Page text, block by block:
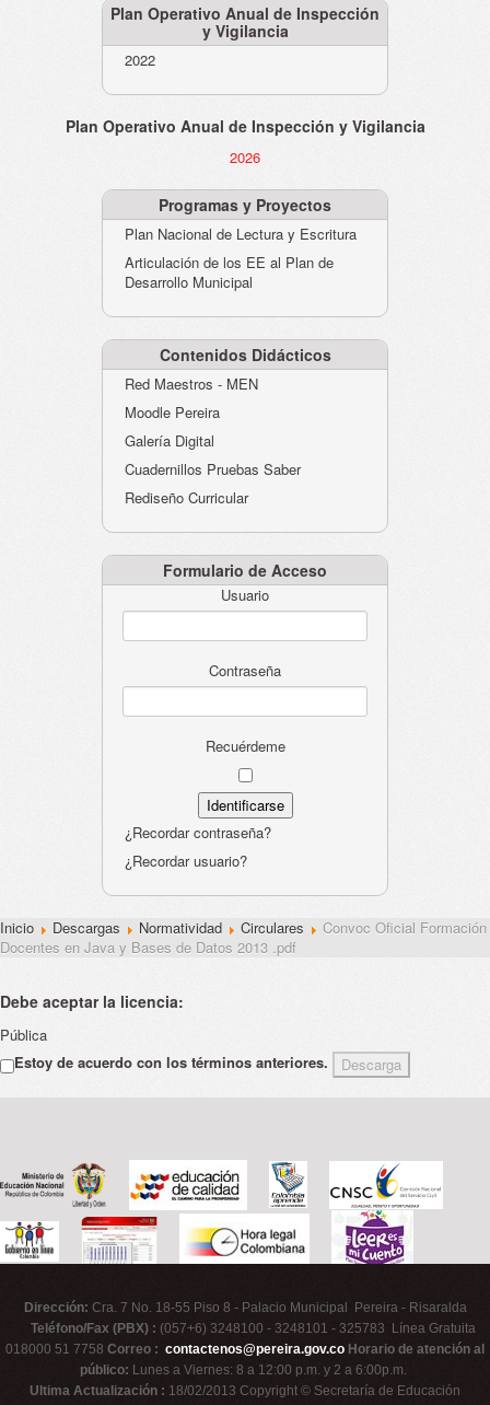
Plan Operativo Anual de Inspección
y Vigilancia
2022
Plan Operativo Anual de Inspección y Vigilancia
2026
Programas y Proyectos
Plan Nacional de Lectura y Escritura
Articulación de los EE al Plan de
Desarrollo Municipal
Contenidos Didácticos
Red Maestros - MEN
Moodle Pereira
Galería Digital
Cuadernillos Pruebas Saber
Rediseño Curricular
Formulario de Acceso
Usuario
Contraseña
Recuérdeme
¿Recordar contraseña?
¿Recordar usuario?
Inicio Descargas Normatividad Circulares
Convoc Oficial Formación
Docentes en Java y Bases de Datos 2013 .pdf
Debe aceptar la licencia:
Pública
Estoy de acuerdo con los términos anteriores.
Dirección: Cra. 7 No. 18-55 Piso 8 - Palacio Municipal Pereira - Risaralda
Teléfono/Fax (PBX) : (057+6) 3248100 - 3248101 - 325783 Línea Gratuita
018000 51 7758 Correo : contactenos@pereira.gov.co Horario de atención al
público: Lunes a Viernes: 8 a 12:00 p.m. y 2 a 6:00p.m.
Ultima Actualización : 18/02/2013 Copyright © Secretaría de Educación